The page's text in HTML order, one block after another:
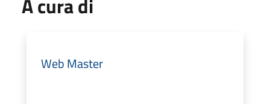
A cura di
Web Master